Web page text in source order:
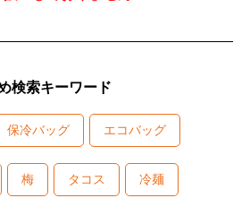
検索キーワード
保冷バッグ エコバッグ
梅 タコス 冷麺